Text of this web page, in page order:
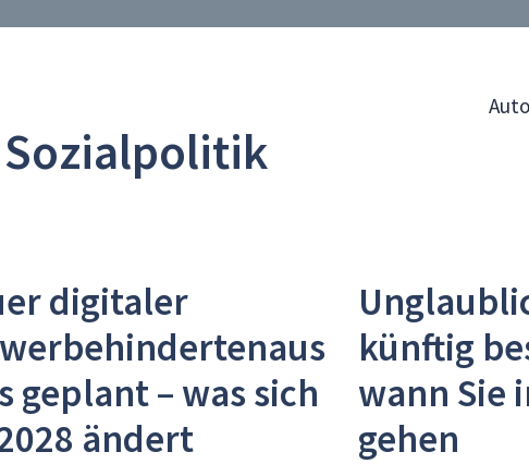
Sozialpolitik
digitaler
geplant – was sich
ändert
künftig
wann Sie
gehen